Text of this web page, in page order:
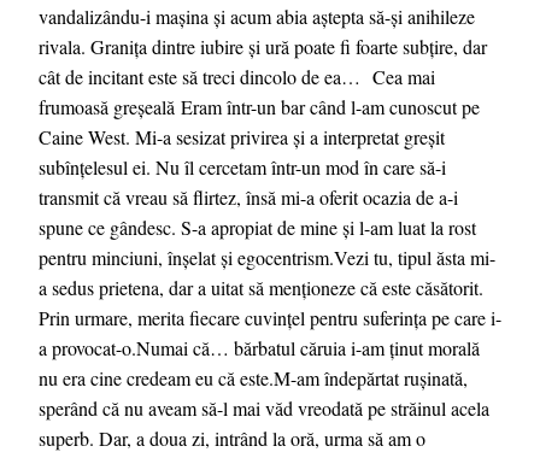
vandalizându-i mașina și acum abia aștepta să-și anihileze
rivala. Granița dintre iubire și ură poate fi foarte subțire, dar
cât de incitant este să treci dincolo de ea… Cea mai
frumoasă greșeală Eram într-un bar când l-am cunoscut pe
Caine West. Mi-a sesizat privirea și a interpretat greșit
subînțelesul ei. Nu îl cercetam într-un mod în care să-i
transmit că vreau să flirtez, însă mi-a oferit ocazia de a-i
spune ce gândesc. S-a apropiat de mine și l-am luat la rost
pentru minciuni, înșelat și egocentrism.Vezi tu, tipul ăsta mi-
a sedus prietena, dar a uitat să menționeze că este căsătorit.
Prin urmare, merita fiecare cuvințel pentru suferința pe care i-
a provocat-o.Numai că… bărbatul căruia i-am ținut morală
nu era cine credeam eu că este.M-am îndepărtat rușinată,
sperând că nu aveam să-l mai văd vreodată pe străinul acela
superb. Dar, a doua zi, intrând la oră, urma să am o